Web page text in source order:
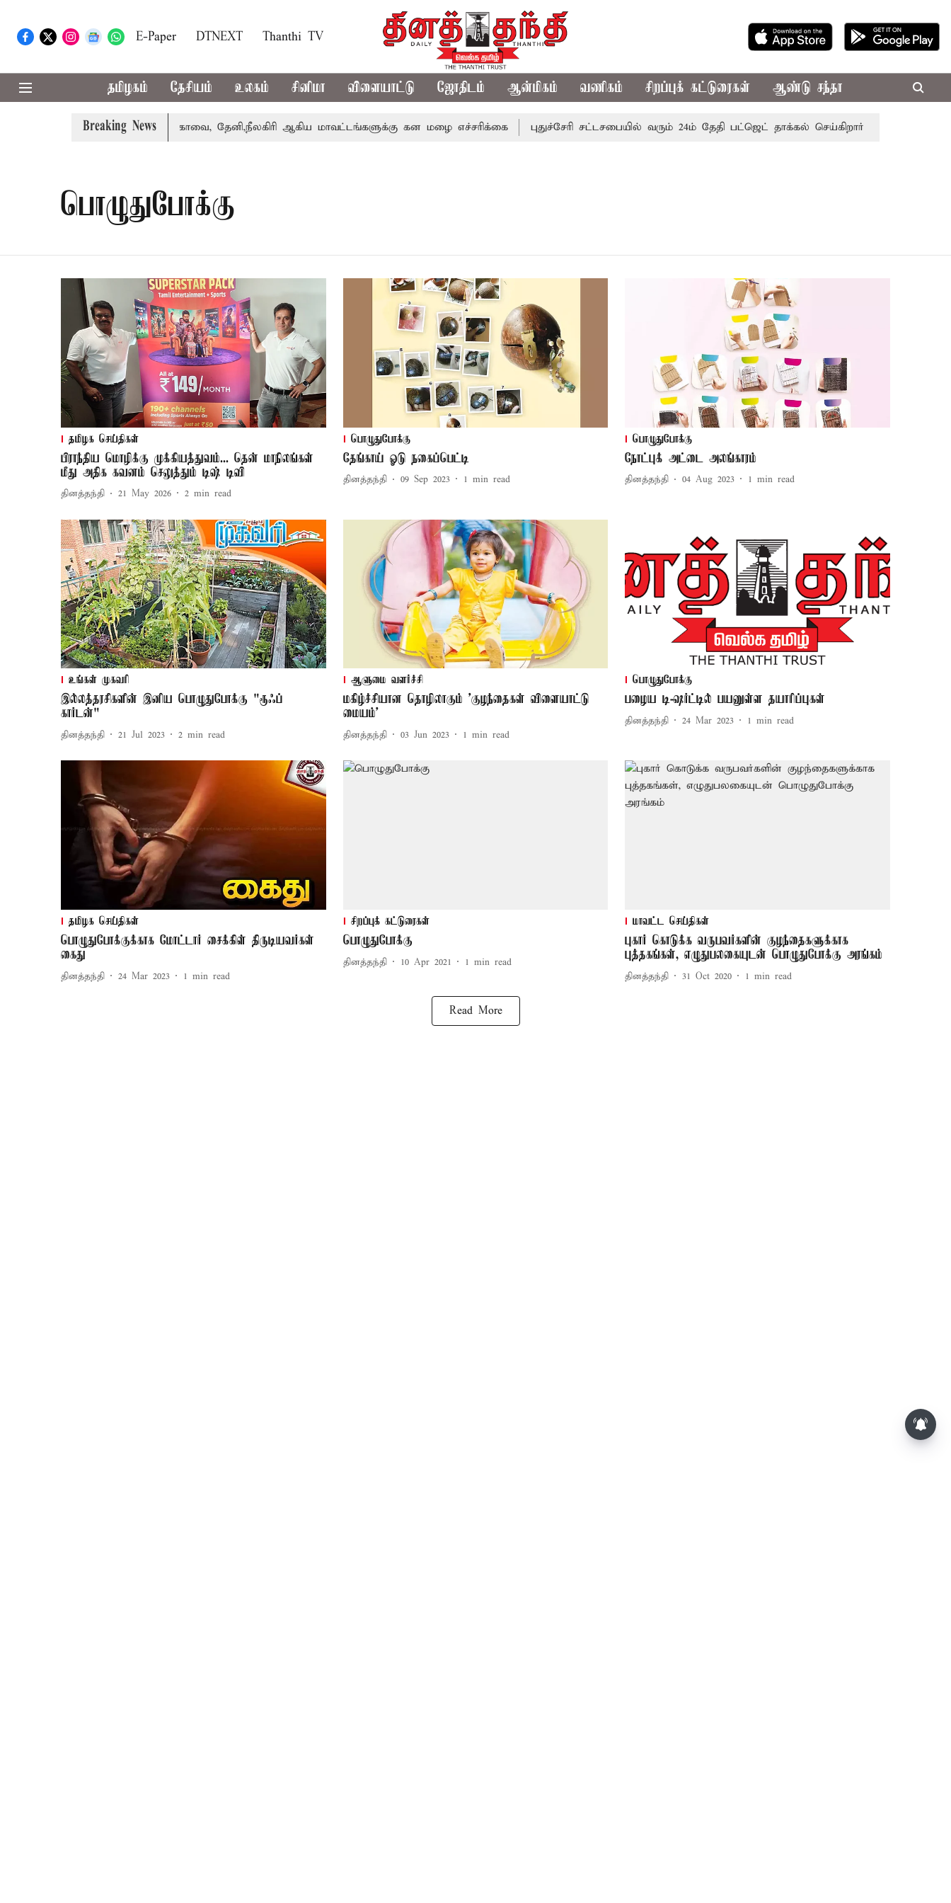
E-Paper DTNEXT Thanthi TV
தமிழகம் தேசியம் உலகம் சினிமா விளையாட்டு ஜோதிடம் ஆன்மிகம் வணிகம் சிறப்புக் கட்டுரைகள் ஆண்டு சந்தா
Breaking News
வாபஸ் பெற்றார் சங்கீதா கோவை, தேனி,நீலகிரி ஆகிய மாவட்டங்களுக்கு கன மழை எச்சரிக்கை புதுச்சேரி சட்டசபையில் வரும் 24ம் தேதி பட்ஜெட் தாக்கல் செய்கிறார் முதல்-அமைச்சர்
பொழுதுபோக்கு
தமிழக செய்திகள்
பிராந்திய மொழிக்கு முக்கியத்துவம்... தென் மாநிலங்கள்
மீது அதிக கவனம் செலுத்தும் டிஷ் டிவி
தினத்தந்தி 21 May 2026 2 min read
பொழுதுபோக்கு
தேங்காய் ஓடு நகைப்பெட்டி
தினத்தந்தி 09 Sep 2023 1 min read
பொழுதுபோக்கு
நோட்புக் அட்டை அலங்காரம்
தினத்தந்தி 04 Aug 2023 1 min read
உங்கள் முகவரி
இல்லத்தரசிகளின் இனிய பொழுதுபோக்கு "ரூஃப்
கார்டன்"
தினத்தந்தி 21 Jul 2023 2 min read
ஆளுமை வளர்ச்சி
மகிழ்ச்சியான தொழிலாகும் 'குழந்தைகள் விளையாட்டு
மையம்'
தினத்தந்தி 03 Jun 2023 1 min read
பொழுதுபோக்கு
பழைய டி-ஷர்ட்டில் பயனுள்ள தயாரிப்புகள்
தினத்தந்தி 24 Mar 2023 1 min read
தமிழக செய்திகள்
பொழுதுபோக்குக்காக மோட்டார் சைக்கிள் திருடியவர்கள்
கைது
தினத்தந்தி 24 Mar 2023 1 min read
சிறப்புக் கட்டுரைகள்
பொழுதுபோக்கு
தினத்தந்தி 10 Apr 2021 1 min read
மாவட்ட செய்திகள்
புகார் கொடுக்க வருபவர்களின் குழந்தைகளுக்காக
புத்தகங்கள், எழுதுபலகையுடன் பொழுதுபோக்கு அரங்கம்
தினத்தந்தி 31 Oct 2020 1 min read
Read More